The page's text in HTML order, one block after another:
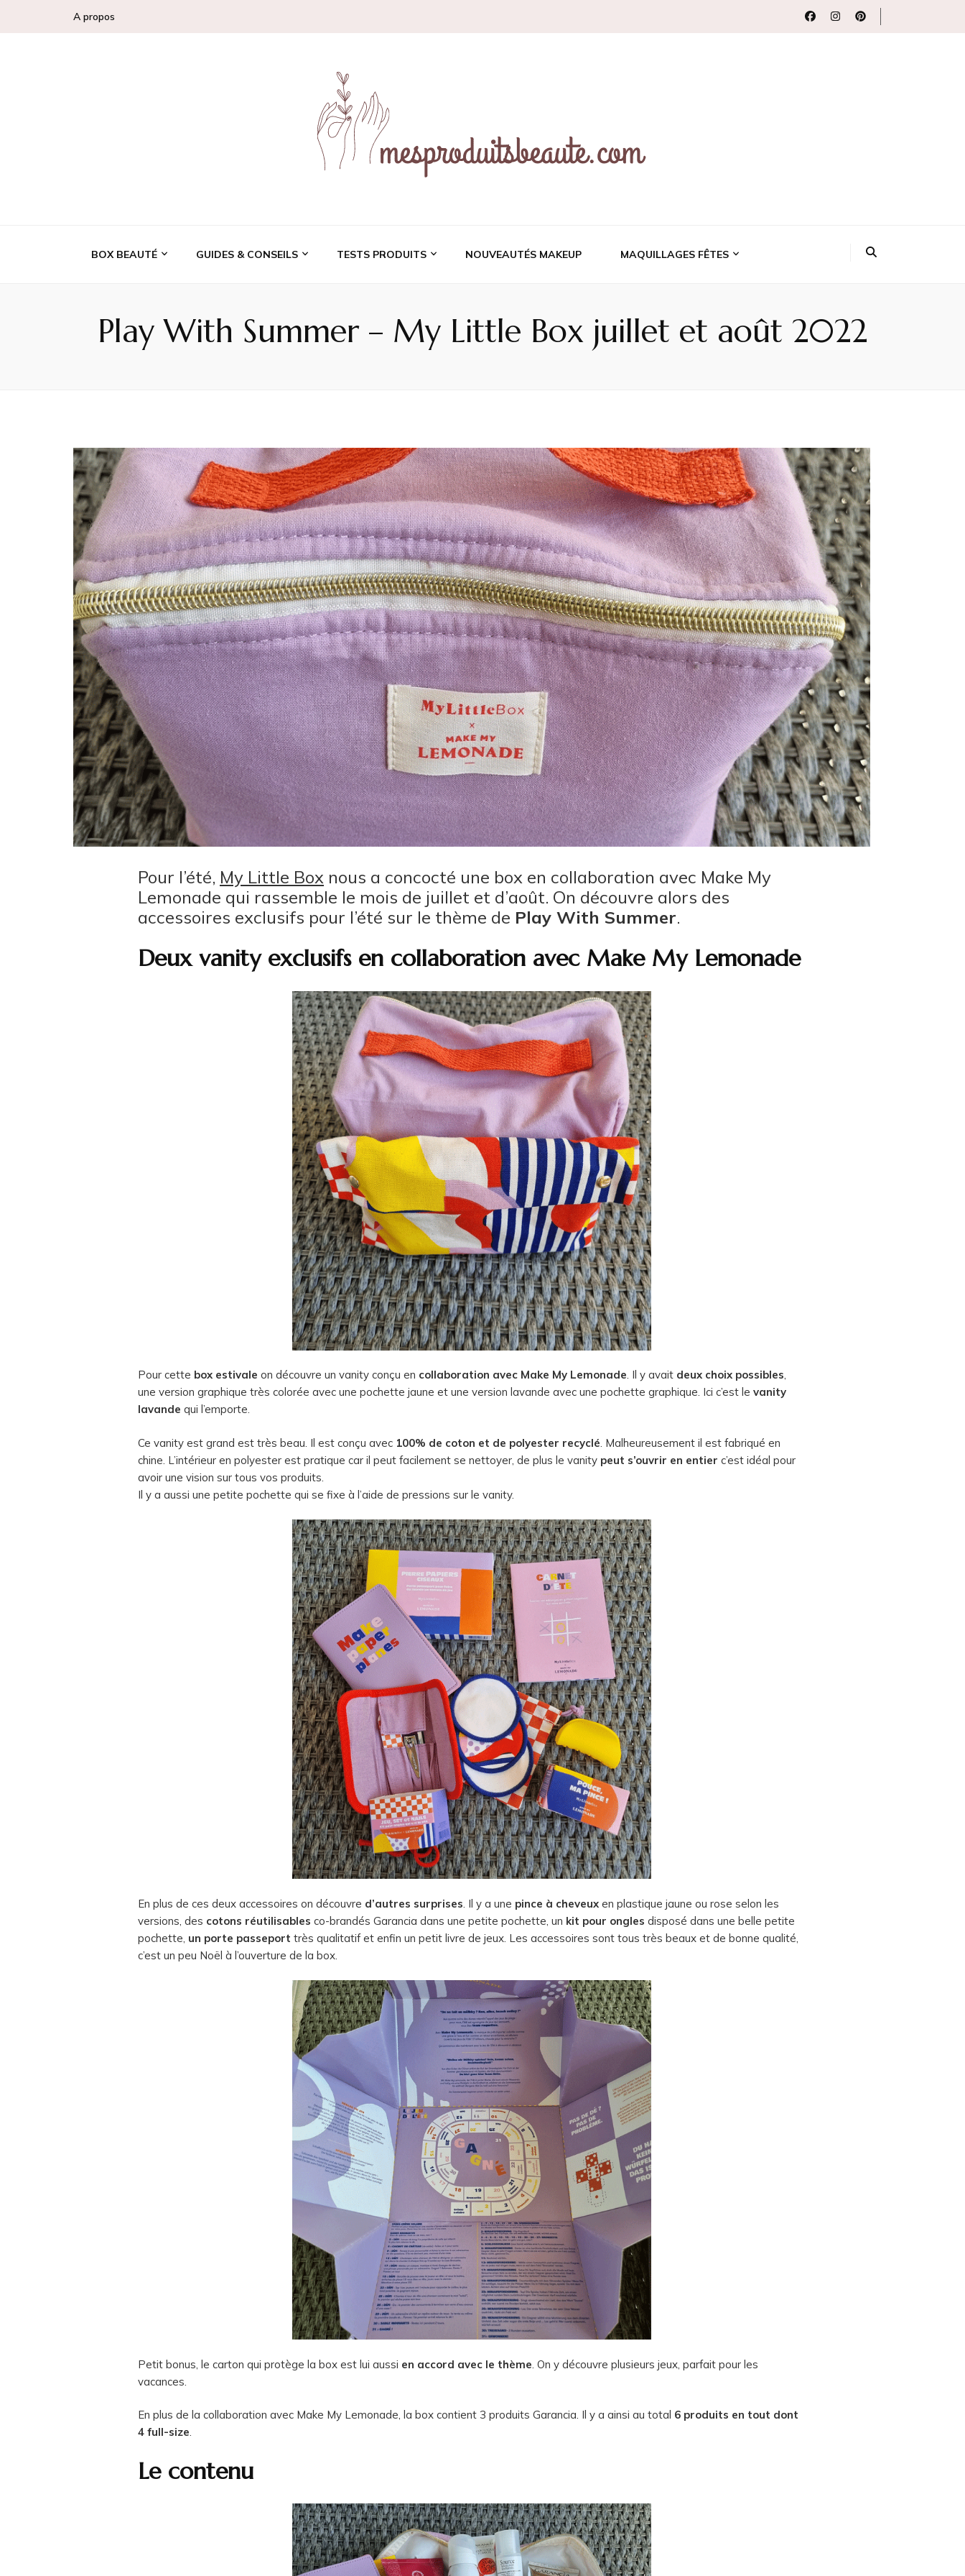
A propos
BOX BEAUTÉ GUIDES & CONSEILS TESTS PRODUITS NOUVEAUTÉS MAKEUP MAQUILLAGES FÊTES
Play With Summer – My Little Box juillet et août 2022
Pour l’été, My Little Box nous a concocté une box en collaboration avec Make My
Lemonade qui rassemble le mois de juillet et d’août. On découvre alors des
accessoires exclusifs pour l’été sur le thème de Play With Summer.
Deux vanity exclusifs en collaboration avec Make My Lemonade
Pour cette box estivale on découvre un vanity conçu en collaboration avec Make My Lemonade. Il y avait deux choix possibles,
une version graphique très colorée avec une pochette jaune et une version lavande avec une pochette graphique. Ici c’est le vanity
lavande qui l’emporte.
Ce vanity est grand est très beau. Il est conçu avec 100% de coton et de polyester recyclé . Malheureusement il est fabriqué en
chine. L’intérieur en polyester est pratique car il peut facilement se nettoyer, de plus le vanity peut s’ouvrir en entier c’est idéal pour
avoir une vision sur tous vos produits.
Il y a aussi une petite pochette qui se fixe à l’aide de pressions sur le vanity.
En plus de ces deux accessoires on découvre d’autres surprises . Il y a une pince à cheveux en plastique jaune ou rose selon les
versions, des cotons réutilisables co-brandés Garancia dans une petite pochette, un kit pour ongles disposé dans une belle petite
pochette, un porte passeport très qualitatif et enfin un petit livre de jeux. Les accessoires sont tous très beaux et de bonne qualité,
c’est un peu Noël à l’ouverture de la box.
Petit bonus, le carton qui protège la box est lui aussi en accord avec le thème . On y découvre plusieurs jeux, parfait pour les
vacances.
En plus de la collaboration avec Make My Lemonade, la box contient 3 produits Garancia. Il y a ainsi au total 6 produits en tout dont
4 full-size.
Le contenu